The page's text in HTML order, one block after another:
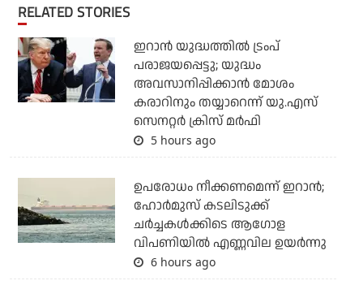
RELATED STORIES
ഇറാന്‍ യുദ്ധത്തില്‍ ട്രംപ്
പരാജയപ്പെട്ടു; യുദ്ധം
അവസാനിപ്പിക്കാന്‍ മോശം
കരാറിനും തയ്യാറെന്ന് യു.എസ്
സെനറ്റര്‍ ക്രിസ് മര്‍ഫി
5 hours ago
ഉപരോധം നീക്കണമെന്ന് ഇറാന്‍;
ഹോര്‍മുസ് കടലിടുക്ക്
ചര്‍ച്ചകള്‍ക്കിടെ ആഗോള
വിപണിയില്‍ എണ്ണവില ഉയര്‍ന്നു
6 hours ago